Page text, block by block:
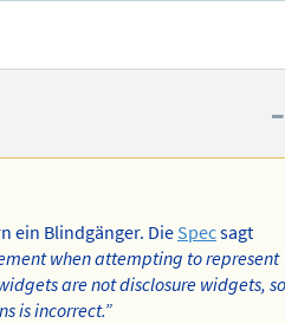
–
ein Blindgänger. Die Specsagt
when attempting to represent
are not disclosure widgets, so
is incorrect.”